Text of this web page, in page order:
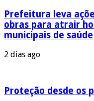
Prefeitura leva
obras para atrair
municipais de saúde
2 dias ago
Proteção desde os